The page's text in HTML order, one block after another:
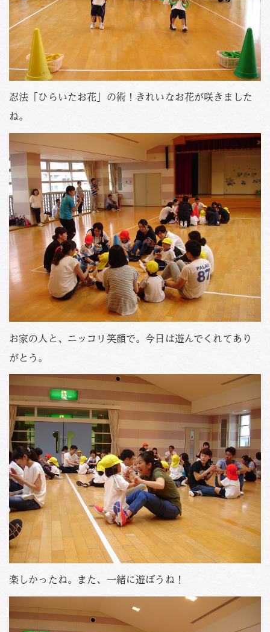
忍法「ひらいたお花」の術！きれいなお花が咲きました
ね。
お家の人と、ニッコリ笑顔で。今日は遊んでくれてあり
がとう。
楽しかったね。また、一緒に遊ぼうね！